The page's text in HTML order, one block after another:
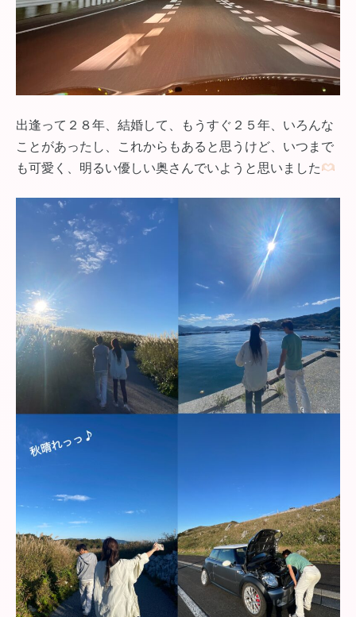
出逢って２８年、結婚して、もうすぐ２５年、いろんな
ことがあったし、これからもあると思うけど、いつまで
も可愛く、明るい優しい奥さんでいようと思いました